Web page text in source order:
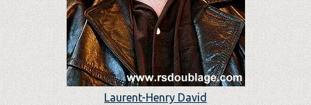
Laurent-Henry David